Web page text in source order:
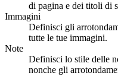
di pagina e dei titoli di
Immagini
Definisci gli
tutte le tue immagini.
Note
Definisci lo stile delle
nonche gli